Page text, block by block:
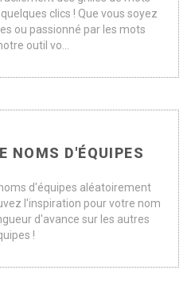
clics ! Que vous soyez
ou passionné par les mots
outil vo...
NOMS D'ÉQUIPES
d'équipes aléatoirement
l'inspiration pour votre nom
d'avance sur les autres
!